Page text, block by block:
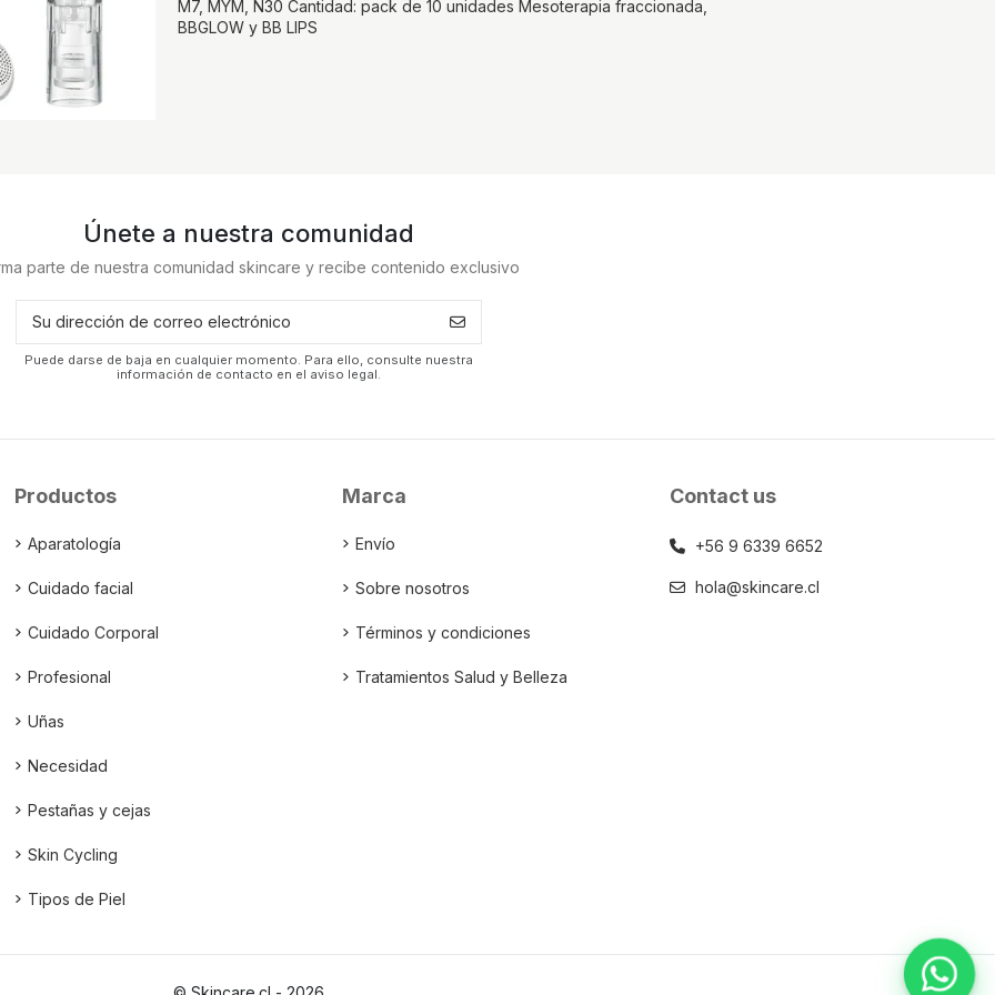
M7, MYM, N30 Cantidad: pack de 10 unidades Mesoterapia fraccionada,
BBGLOW y BB LIPS
Únete a nuestra comunidad
parte de nuestra comunidad skincare y recibe contenido exclusivo
Puede darse de baja en cualquier momento. Para ello, consulte nuestra
información de contacto en el aviso legal.
Productos
Aparatología
Cuidado facial
Cuidado Corporal
Profesional
Uñas
Necesidad
Pestañas y cejas
Skin Cycling
Tipos de Piel
Marca
Envío
Sobre nosotros
Términos y condiciones
Tratamientos Salud y Belleza
Contact us
+56 9 6339 6652
hola@skincare.cl